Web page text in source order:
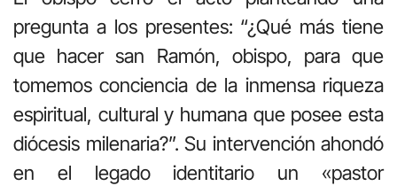
pregunta a los presentes: “¿Qué más tiene
que hacer san Ramón, obispo, para que
tomemos conciencia de la inmensa riqueza
espiritual, cultural y humana que posee esta
diócesis milenaria?”. Su intervención ahondó
en el legado identitario un «pastor